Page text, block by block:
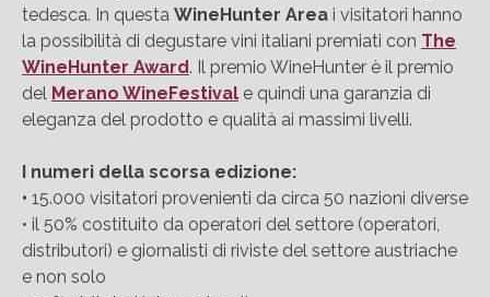
tedesca. In questa WineHunter Area i visitatori hanno
la possibilità di degustare vini italiani premiati con The
WineHunter Award. Il premio WineHunter è il premio
del Merano WineFestival e quindi una garanzia di
eleganza del prodotto e qualità ai massimi livelli.
I numeri della scorsa edizione:
• 15.000 visitatori provenienti da circa 50 nazioni diverse
• il 50% costituito da operatori del settore (operatori,
distributori) e giornalisti di riviste del settore austriache
e non solo